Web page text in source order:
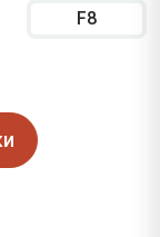
F8